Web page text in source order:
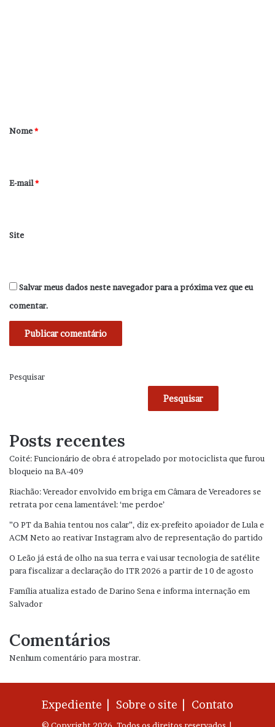
r
*
Nome*
E-mail*
Site
Salvar meus dados neste navegador para a próxima vez que eu
comentar.
Pesquisar
Pesquisar
Posts recentes
Coité: Funcionário de obra é atropelado por motociclista que furou
bloqueio na BA-409
Riachão: Vereador envolvido em briga em Câmara de Vereadores se
retrata por cena lamentável: ‘me perdoe’
”O PT da Bahia tentou nos calar”, diz ex-prefeito apoiador de Lula e
ACM Neto ao reativar Instagram alvo de representação do partido
O Leão já está de olho na sua terra e vai usar tecnologia de satélite
para fiscalizar a declaração do ITR 2026 a partir de 10 de agosto
Família atualiza estado de Darino Sena e informa internação em
Salvador
Comentários
Nenhum comentário para mostrar.
Expediente | Sobre o site | Contato